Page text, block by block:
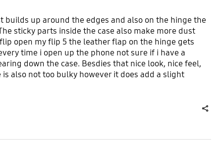
up around the edges and also on the hinge the
sticky parts inside the case also make more dust
open my flip 5 the leather flap on the hinge gets
time i open up the phone not sure if i have a
down the case. Besdies that nice look, nice feel,
also not too bulky however it does add a slight